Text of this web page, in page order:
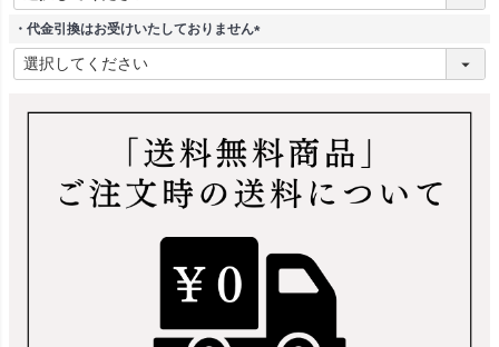
・代金引換はお受けいたしておりません
(
)